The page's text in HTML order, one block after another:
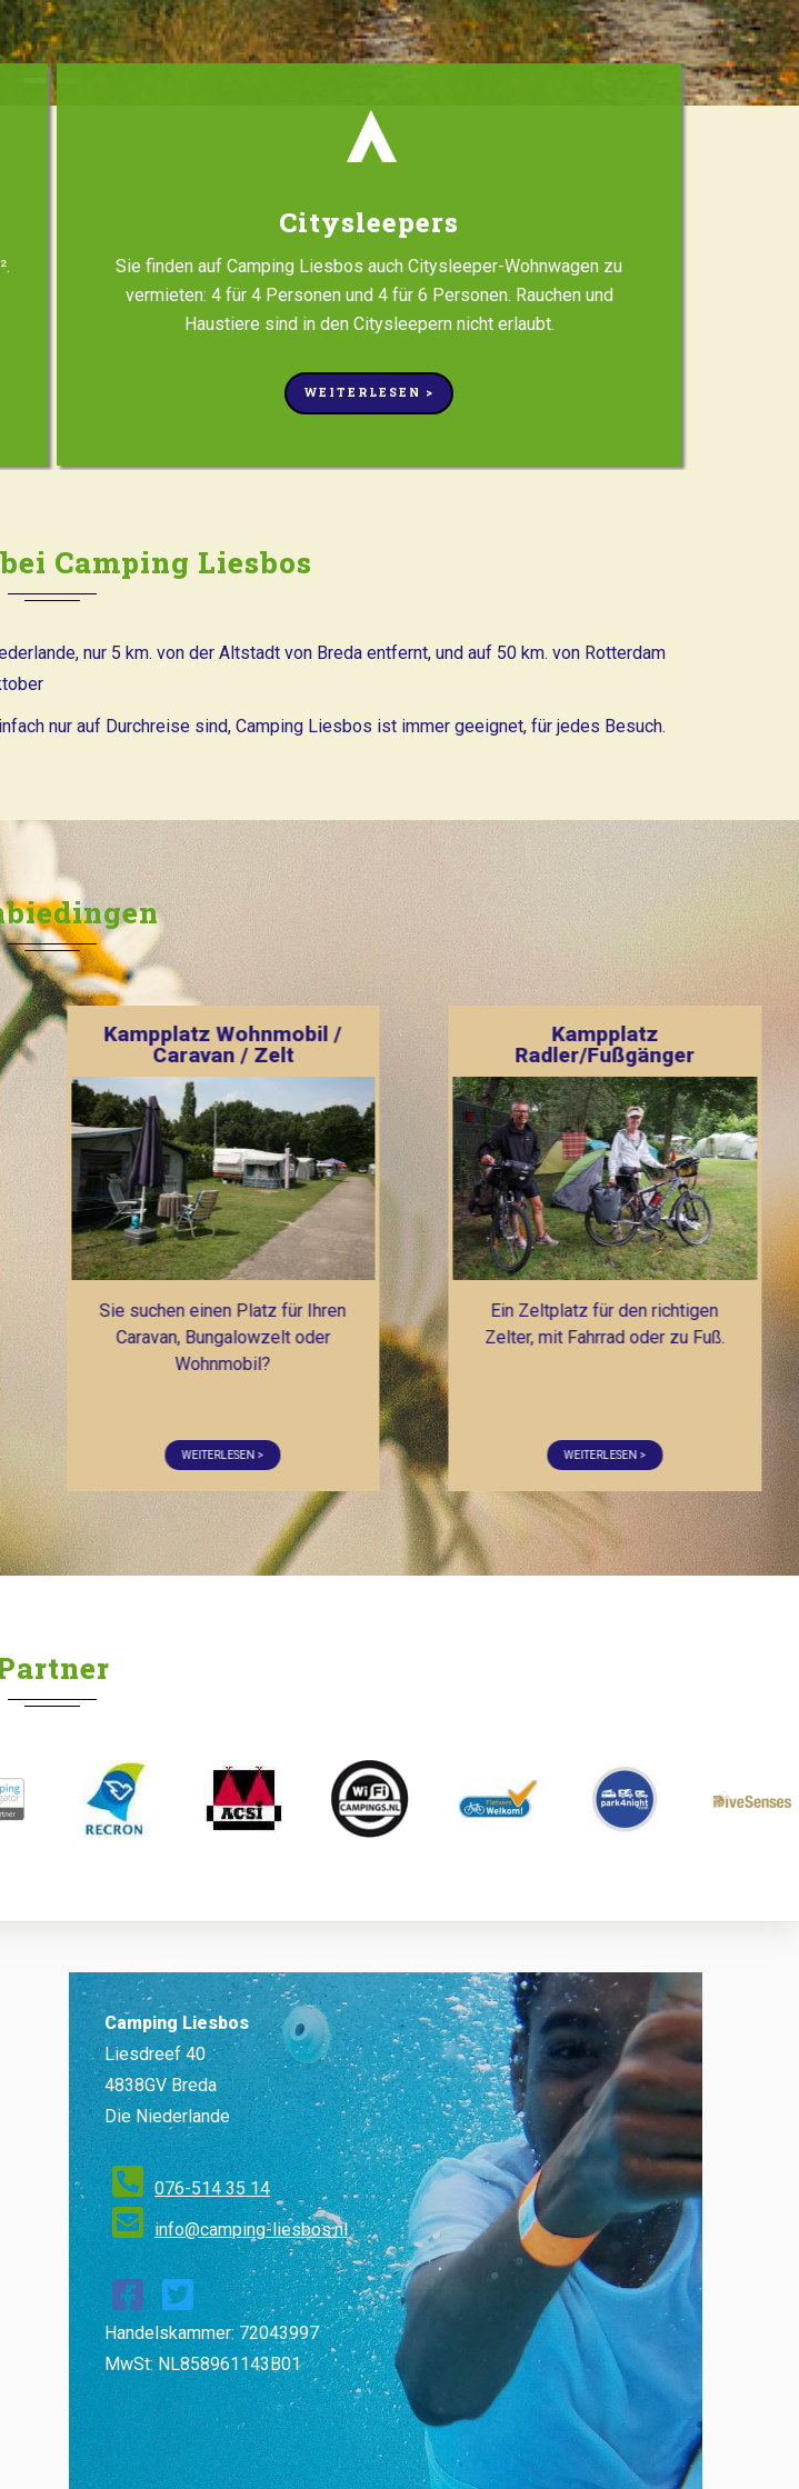
Citysleepers
Sie finden auf Camping Liesbos auch Citysleeper-Wohnwagen zu
vermieten: 4 für 4 Personen und 4 für 6 Personen. Rauchen und
Haustiere sind in den Citysleepern nicht erlaubt.
WEITERLESEN >
Camping Liesbos
nur 5 km. von der Altstadt von Breda entfernt, und auf 50 km. von Rotterdam
nur auf Durchreise sind, Camping Liesbos ist immer geeignet, für jedes Besuch.
/
Kampplatz
Radler/Fußgänger
Ein Zeltplatz für den richtigen
Zelter, mit Fahrrad oder zu Fuß.
WEITERLESEN >
Kampplatz Wohnmobil /
Caravan / Zelt
Sie suchen einen Platz für Ihren
Caravan, Bungalowzelt oder
WEITERLESEN >
Camping Liesbos
Liesdreef 40
4838GV Breda
Die Niederlande
076-514 35 14
info@camping-liesbos.nl
Handelskammer: 72043997
MwSt: NL858961143B01